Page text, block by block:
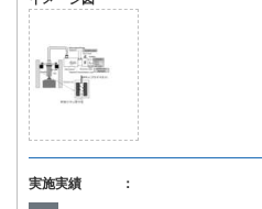
実施実績 ：